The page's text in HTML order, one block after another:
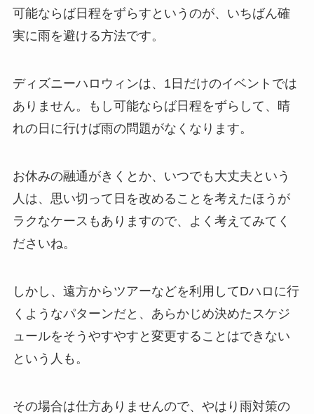
可能ならば日程をずらすというのが、いちばん確
実に雨を避ける方法です。
ディズニーハロウィンは、1日だけのイベントでは
ありません。もし可能ならば日程をずらして、晴
れの日に行けば雨の問題がなくなります。
お休みの融通がきくとか、いつでも大丈夫という
人は、思い切って日を改めることを考えたほうが
ラクなケースもありますので、よく考えてみてく
ださいね。
しかし、遠方からツアーなどを利用してDハロに行
くようなパターンだと、あらかじめ決めたスケジ
ュールをそうやすやすと変更することはできない
という人も。
その場合は仕方ありませんので、やはり 雨対策の